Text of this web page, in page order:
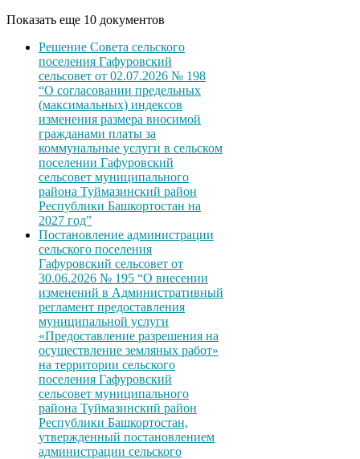
Показать еще 10 документов
Решение Совета сельского
поселения Гафуровский
сельсовет от 02.07.2026 № 198
“О согласовании предельных
(максимальных) индексов
изменения размера вносимой
гражданами платы за
коммунальные услуги в сельском
поселении Гафуровский
сельсовет муниципального
района Туймазинский район
Республики Башкортостан на
2027 год”
Постановление администрации
сельского поселения
Гафуровский сельсовет от
30.06.2026 № 195 “О внесении
изменений в Административный
регламент предоставления
муниципальной услуги
«Предоставление разрешения на
осуществление земляных работ»
на территории сельского
поселения Гафуровский
сельсовет муниципального
района Туймазинский район
Республики Башкортостан,
утвержденный постановлением
администрации сельского